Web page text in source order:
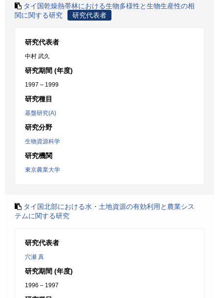
タイ国乾燥熱帯林における生物多様性と生物生産性の相
関に関する研究
研究代表者
研究代表者
中村 武久
研究期間 (年度)
1997 – 1999
研究種目
基盤研究(A)
研究分野
生物資源科学
研究機関
東京農業大学
タイ国北部における水・土地資源の有効利用と農業シス
テムに関する研究
研究代表者
穴瀬 真
研究期間 (年度)
1996 – 1997